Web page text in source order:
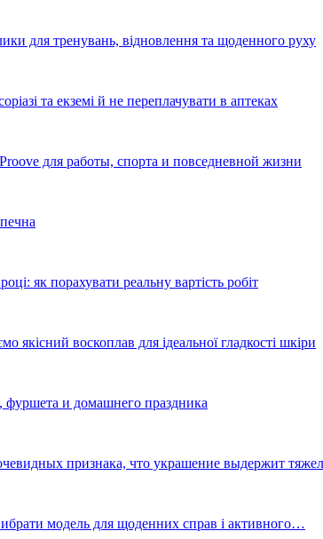
для тренувань, відновлення та щоденного руху
та екземі й не переплачувати в аптеках
для работы, спорта и повседневной жизни
як порахувати реальну вартість робіт
якісний воскоплав для ідеальної гладкості шкіри
фуршета и домашнего праздника
признака, что украшение выдержит
модель для щоденних справ і активного…